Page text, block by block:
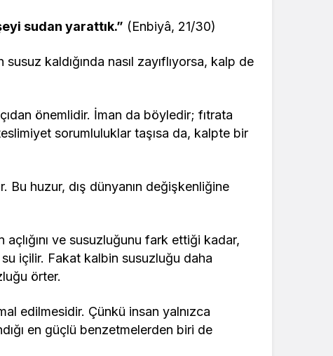
sudan yarattık.” (Enbiyâ, 21/30)
kaldığında nasıl zayıflıyorsa, kalp de
önemlidir. İman da böyledir; fıtrata
sorumluluklar taşısa da, kalpte bir
Bu huzur, dış dünyanın değişkenliğine
ve susuzluğunu fark ettiği kadar,
içilir. Fakat kalbin susuzluğu daha
örter.
edilmesidir. Çünkü insan yalnızca
en güçlü benzetmelerden biri de